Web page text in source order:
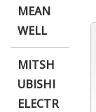
MEAN
WELL
MITSH
UBISHI
ELECTR